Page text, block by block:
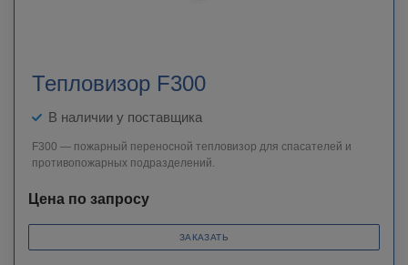
Тепловизор F300
В наличии у поставщика
F300 — пожарный переносной тепловизор для спасателей и
противопожарных подразделений.
Цена по запросу
ЗАКАЗАТЬ